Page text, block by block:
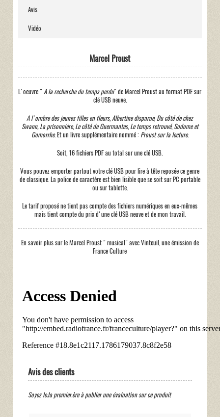
Avis
Vidéo
Marcel Proust
L'oeuvre " A la recherche du temps perdu" de Marcel Proust au format PDF sur
clé USB neuve.
A l'ombre des jeunes filles en fleurs, Albertine disparue, Du côté de chez
Swann, La prisonnière, Le côté de Guermantes, Le temps retrouvé,Sodome et
Gomorrhe. Et un livre supplémentaire nommé :Proust sur la lecture.
Soit, 16 fichiers PDF au total sur une clé USB.
Vous pouvez emporter partout votre clé USB pour lire à tête reposée ce genre
de classique. La police de caractère est bien lisible que se soit sur PC portable
ou sur tablette.
Le tarif proposé ne tient pas compte des fichiers numériques en eux-mêmes
mais tient compte du prix d'une clé USB neuve et de mon travail.
En savoir plus sur le Marcel Proust " musical" avec Vinteuil, une émission de
France Culture
Avis des clients
Soyez le.la premier.ère à publier une évaluation sur ce produit